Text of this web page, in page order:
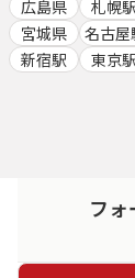
広島県
札幌駅
宮城県
名古屋
新宿駅
東京駅
フ